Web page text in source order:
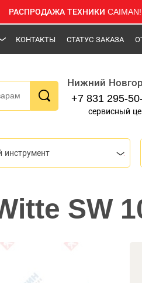
РАСПРОДАЖА ТЕХНИКИ CAIMAN!
КОНТАКТЫ СТАТУС ЗАКАЗА
Нижний
+7 831 295-
сервисный
инструмент
SW